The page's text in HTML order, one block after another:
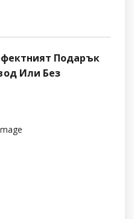
Подарък
Или Без